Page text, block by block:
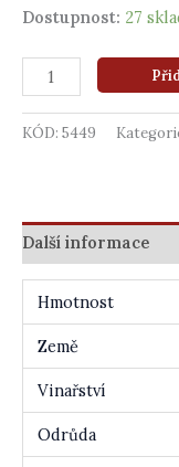
Dostupnost: 27
KÓD: 5449
Další informace
Hmotnost
Země
Vinařství
Odrůda